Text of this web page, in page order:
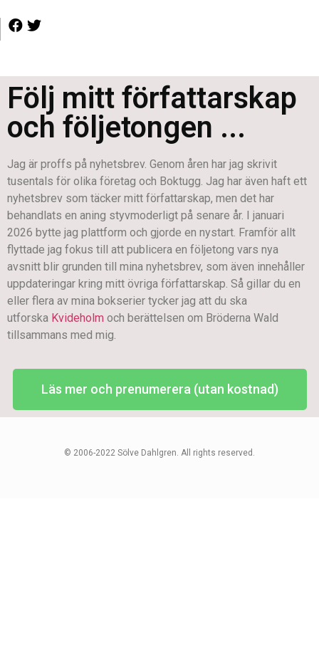
Följ mitt författarskap
och följetongen ...
Jag är proffs på nyhetsbrev. Genom åren har jag skrivit
tusentals för olika företag och Boktugg. Jag har även haft ett
nyhetsbrev som täcker mitt författarskap, men det har
behandlats en aning styvmoderligt på senare år. I januari
2026 bytte jag plattform och gjorde en nystart. Framför allt
flyttade jag fokus till att publicera en följetong vars nya
avsnitt blir grunden till mina nyhetsbrev, som även innehåller
uppdateringar kring mitt övriga författarskap. Så gillar du en
eller flera av mina bokserier tycker jag att du ska
utforska Kvideholm och berättelsen om Bröderna Wald
tillsammans med mig.
Läs mer och prenumerera (utan kostnad)
© 2006-2022 Sölve Dahlgren. All rights reserved.